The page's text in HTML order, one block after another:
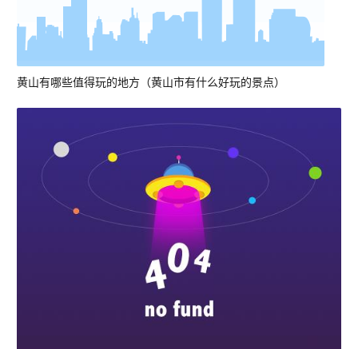
黄山有哪些值得玩的地方（黄山市有什么好玩的景点）